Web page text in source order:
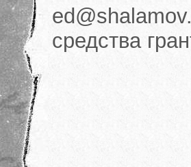
средства